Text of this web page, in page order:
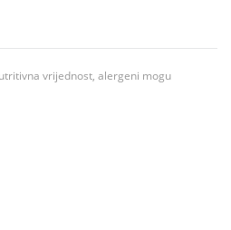
vrijednost, alergeni mogu